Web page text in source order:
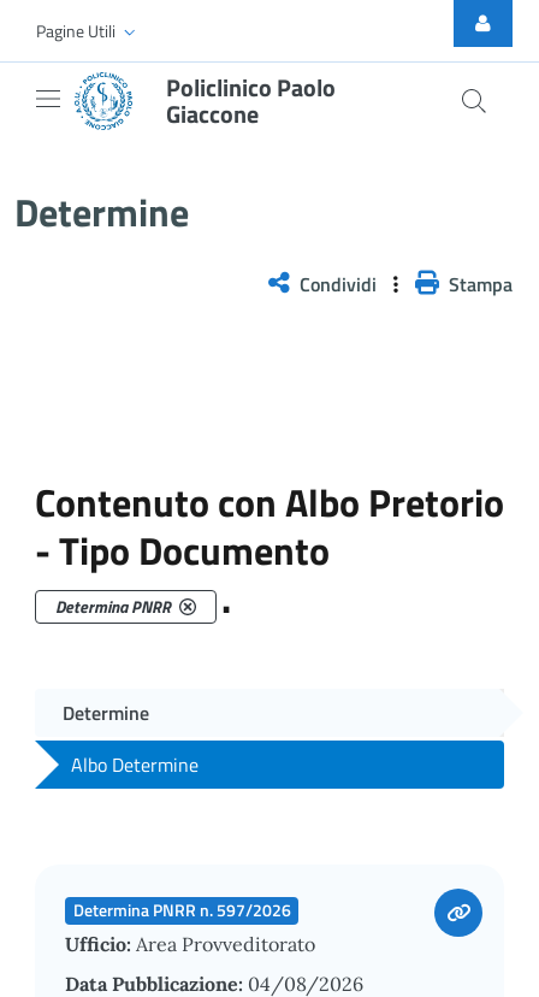
Skip to Main Content
Pagine Utili
Policlinico Paolo
Giaccone
Determine
Condividi Stampa
Contenuto con Albo Pretorio
- Tipo Documento
Determina PNRR .
Determine
Albo Determine
Determina PNRR n. 597/2026
Ufficio: Area Provveditorato
Data Pubblicazione: 04/08/2026